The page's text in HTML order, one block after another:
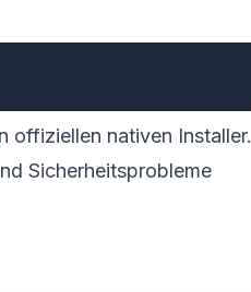
offiziellen nativen Installer.
Sicherheitsprobleme